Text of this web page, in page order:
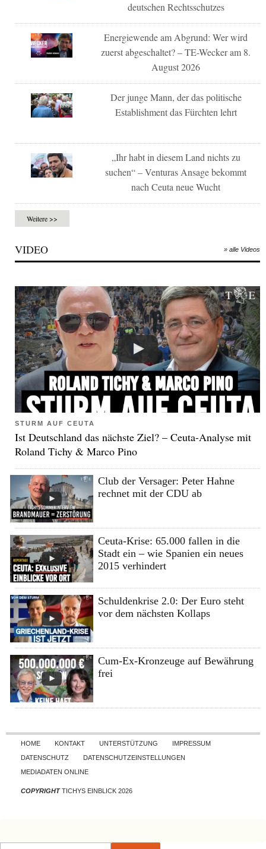
deutschen Rechtsschutzes
Energiewende am Abgrund: Wer wird
zuerst abgeschaltet? – TE-Wecker am 8.
August 2026
Der junge Mann, der das politische
Establishment das Fürchten lehrt
„Ihr habt in diesem Land nichts zu
suchen“ – Venturas Ansage bekommt
nach Ceuta neue Wucht
Weitere >>
VIDEO » alle Videos
STURM AUF CEUTA
Ist Deutschland das nächste Ziel? – Ceuta-Analyse mit
Roland Tichy & Marco Pino
Club der Versager: Peter Hahne
rechnet mit der CDU ab
Ceuta-Krise: 65.000 fallen in die
Stadt ein – wie Spanien ein neues
2015 verhindert
Schuldenkrise 2.0: Der Euro steht
vor dem nächsten Kollaps
Cum-Ex-Kronzeuge auf Bewährung
frei
Skip to content
HOME KONTAKT UNTERSTÜTZUNG
IMPRESSUM
DATENSCHUTZ
DATENSCHUTZEINSTELLUNGEN
MEDIADATEN ONLINE
COPYRIGHTTICHYS EINBLICK 2026